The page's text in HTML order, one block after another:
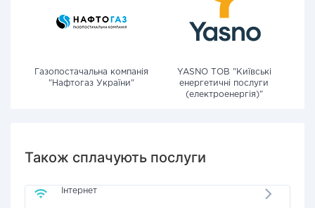
Газопостачальна компанія
"Нафтогаз України"
YASNO ТОВ "Київські
енергетичні послуги
(електроенергія)"
Також сплачують послуги
Інтернет